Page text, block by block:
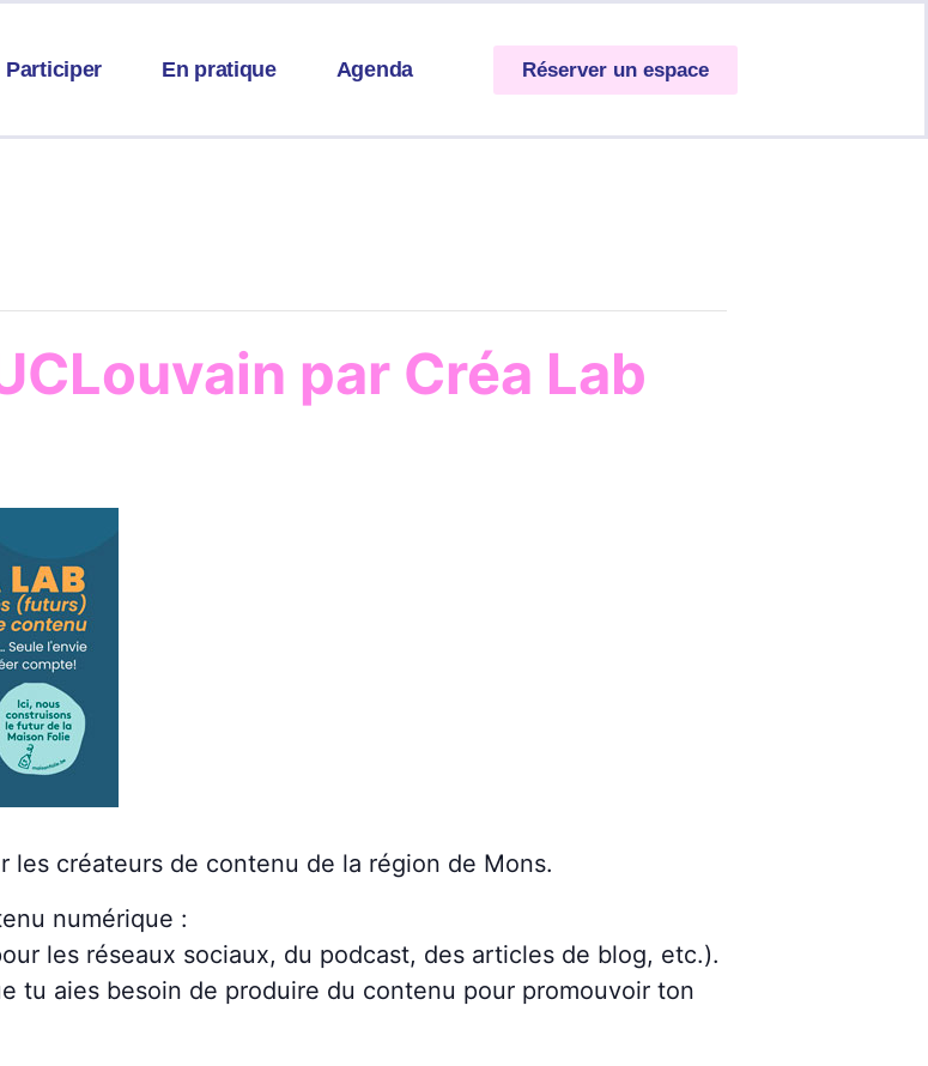
Participer En pratique Agenda Réserver un espace
par Créa Lab
les créateurs de contenu de la région de Mons.
numérique :
les réseaux sociaux, du podcast, des articles de blog, etc.).
tu aies besoin de produire du contenu pour promouvoir ton